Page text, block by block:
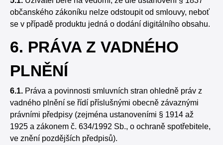
občanského zákoníku nelze odstoupit od smlouvy, neboť
se v případě produktu jedná o dodání digitálního obsahu.
6. PRÁVA Z VADNÉHO
PLNĚNÍ
6.1. Práva a povinnosti smluvních stran ohledně práv z
vadného plnění se řídí příslušnými obecně závaznými
právními předpisy (zejména ustanoveními § 1914 až
1925 a zákonem č. 634/1992 Sb., o ochraně spotřebitele,
ve znění pozdějších předpisů).